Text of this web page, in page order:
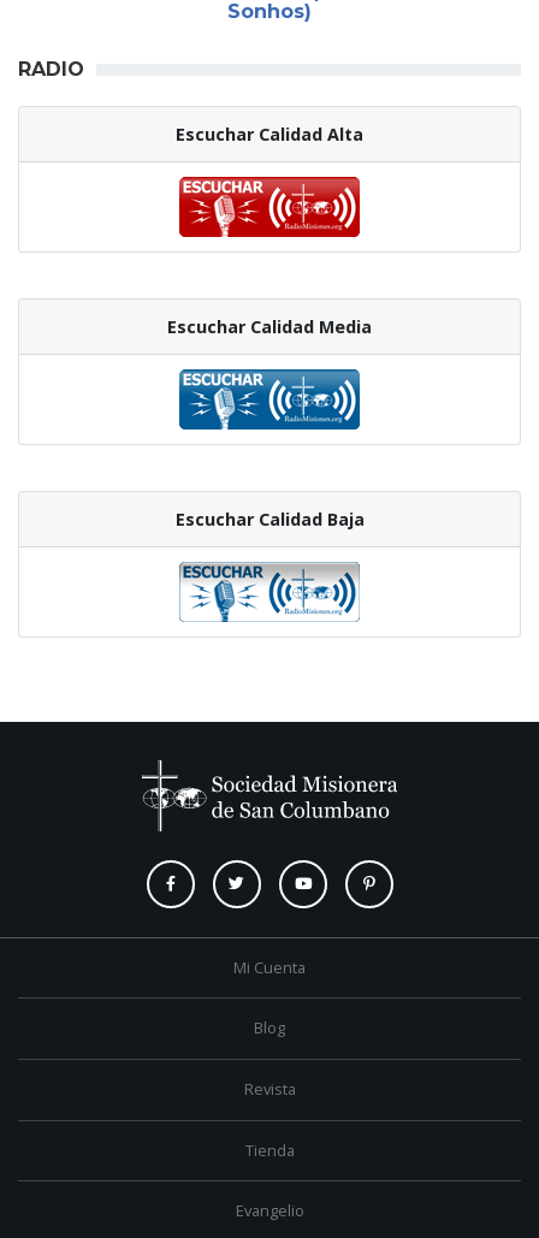
Sonhos)
RADIO
Escuchar Calidad Alta
Escuchar Calidad Media
Escuchar Calidad Baja
Mi Cuenta
Blog
Revista
Tienda
Evangelio